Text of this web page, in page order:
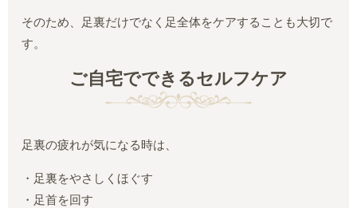
そのため、足裏だけでなく足全体をケアすることも大切で
す。
ご自宅でできるセルフケア
足裏の疲れが気になる時は、
・足裏をやさしくほぐす
・足首を回す